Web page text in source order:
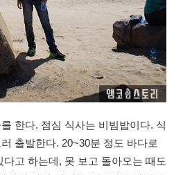
한다. 점심 식사는 비빔밥이다. 식
출발한다. 20~30분 정도 바다로
고 하는데, 못 보고 돌아오는 때도